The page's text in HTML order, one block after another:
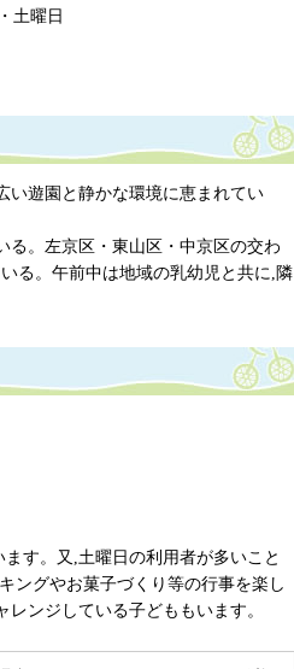
土曜日
い遊園と静かな環境に恵まれてい
る。左京区・東山区・中京区の交わ
る。午前中は地域の乳幼児と共に,隣
す。又,土曜日の利用者が多いこと
ングやお菓子づくり等の行事を楽し
ンジしている子どももいます。